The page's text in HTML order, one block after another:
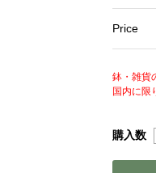
Price
鉢・雑貨
国内に限
購入数